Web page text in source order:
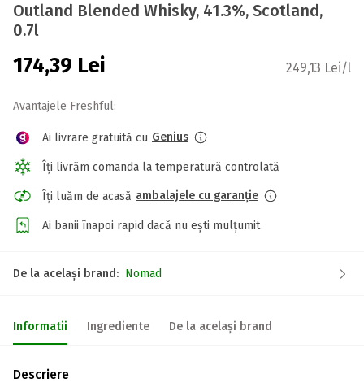
Outland Blended Whisky, 41.3%, Scotland,
0.7l
174,39 Lei 249,13 Lei/l
Avantajele Freshful:
Ai livrare gratuită cu Genius
Îți livrăm comanda la temperatură controlată
Îți luăm de acasă ambalajele cu garanție
Ai banii înapoi rapid dacă nu ești mulțumit
De la același brand: Nomad
Informatii Ingrediente De la același brand
Descriere